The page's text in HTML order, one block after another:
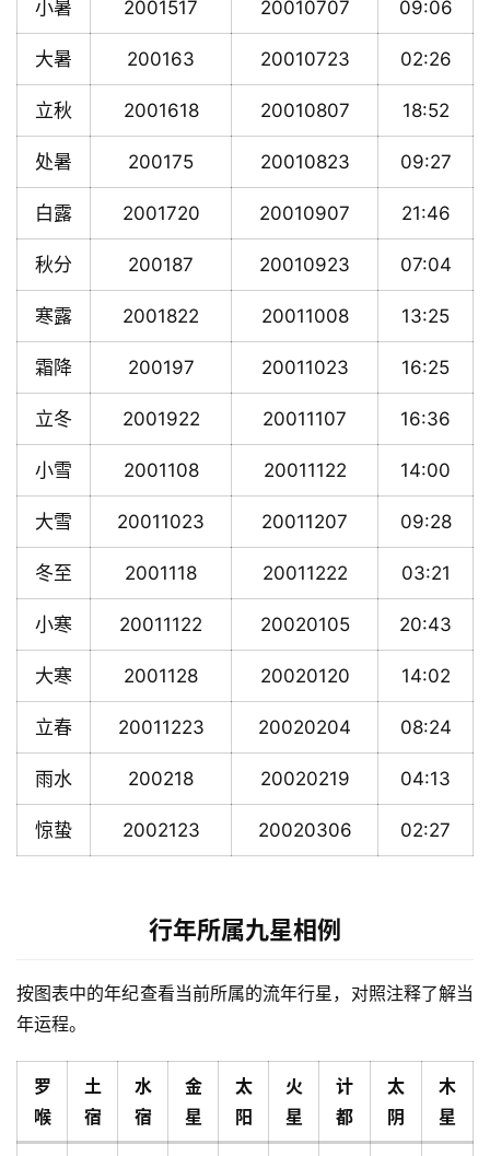
小暑 2001517 20010707 09:06
大暑 200163 20010723 02:26
立秋 2001618 20010807 18:52
处暑 200175 20010823 09:27
白露 2001720 20010907 21:46
秋分 200187 20010923 07:04
寒露 2001822 20011008 13:25
霜降 200197 20011023 16:25
立冬 2001922 20011107 16:36
小雪 2001108 20011122 14:00
大雪 20011023 20011207 09:28
冬至 2001118 20011222 03:21
小寒 20011122 20020105 20:43
大寒 2001128 20020120 14:02
立春 20011223 20020204 08:24
雨水 200218 20020219 04:13
惊蛰 2002123 20020306 02:27
行年所属九星相例
按图表中的年纪查看当前所属的流年行星，对照注释了解当
年运程。
罗
喉
土
宿
水
宿
金
星
太
阳
火
星
计
都
太
阴
木
星